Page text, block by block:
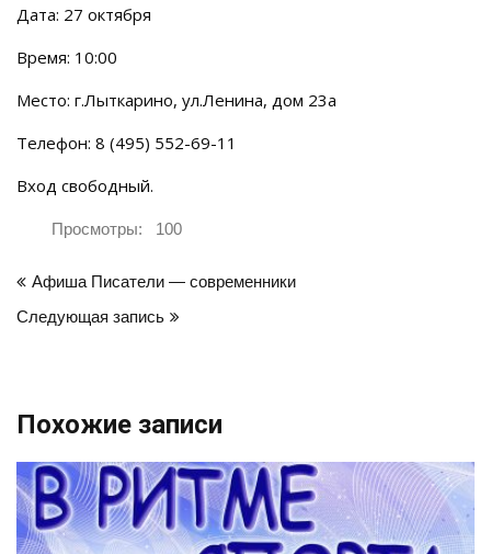
Дата: 27 октября
Время: 10:00
Место: г.Лыткарино, ул.Ленина, дом 23а
Телефон: 8 (495) 552-69-11
Вход свободный.
Просмотры: 100
по
Афиша Писатели — современники
Следующая запись
Похожие записи